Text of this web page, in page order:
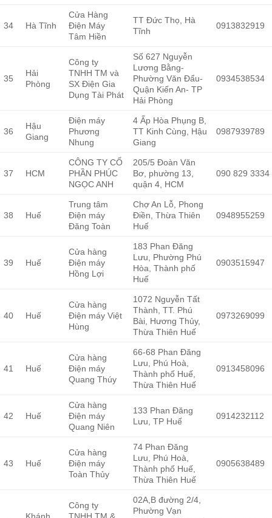
34 Hà Tĩnh
Cửa Hàng
Điện Máy
Tâm Hiền
TT Đức Thọ, Hà
Tĩnh
0913832919
35
Hải
Phòng
Công ty
TNHH TM và
SX Điện Gia
Dụng Tài Phát
Số 627 Nguyễn
Lương Bằng-
Phường Văn Đẩu-
Quận Kiến An- TP
Hải Phòng
0934538534
36
Hậu
Giang
Điện máy
Phương
Nhung
4 Ấp Hòa Phụng B,
TT Kinh Cùng, Hậu
Giang
0987939789
37 HCM
CÔNG TY CỔ
PHẦN PHÚC
NGỌC ANH
205/5 Đoàn Văn
Bơ, phường 13,
quận 4, HCM
090 829 3334
38 Huế
Trung tâm
Điện máy
Đăng Toàn
Chợ An Lỗ, Phong
Điền, Thừa Thiên
Huế
0948955259
39 Huế
Cửa hàng
Điện máy
Hồng Lợi
183 Phan Đăng
Lưu, Phường Phú
Hòa, Thành phố
Huế
0903515947
40 Huế
Cửa hàng
Điện máy Việt
Hùng
1072 Nguyễn Tất
Thành, TT. Phú
Bài, Hương Thủy,
Thừa Thiên Huế
0973269099
41 Huế
Cửa hàng
Điện máy
Quang Thúy
66-68 Phan Đăng
Lưu, Phú Hoà,
Thành phố Huế,
Thừa Thiên Huế
0913458096
42 Huế
Cửa hàng
Điện máy
Quang Niên
133 Phan Đăng
Lưu, TP Huế
0914232112
43 Huế
Cửa hàng
Điện máy
Toàn Thủy
74 Phan Đăng
Lưu, Phú Hoà,
Thành phố Huế,
Thừa Thiên Huế
0905638489
Khánh
Công ty
TNHH TM &
02A,B đường 2/4,
Phường Vạn